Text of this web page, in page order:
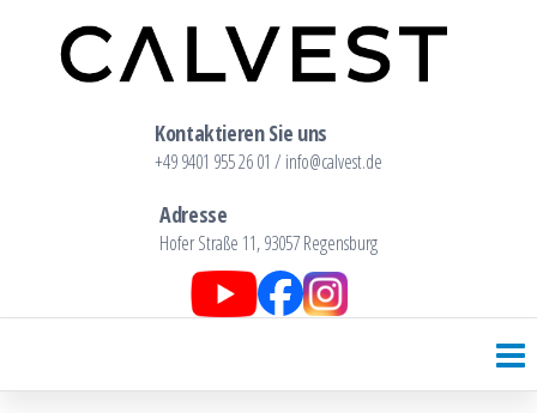
Kontaktieren Sie uns
+49 9401 955 26 01 / info@calvest.de
Adresse
Hofer Straße 11, 93057 Regensburg